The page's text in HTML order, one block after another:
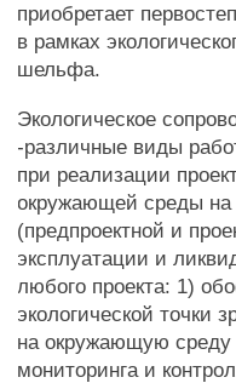
приобретает
в рамках
шельфа.
Экологическое
-различные виды
при реализации
окружающей среды на
(предпроектной и
эксплуатации и
любого проекта: 1)
экологической точки
на окружающую среду
мониторинга и